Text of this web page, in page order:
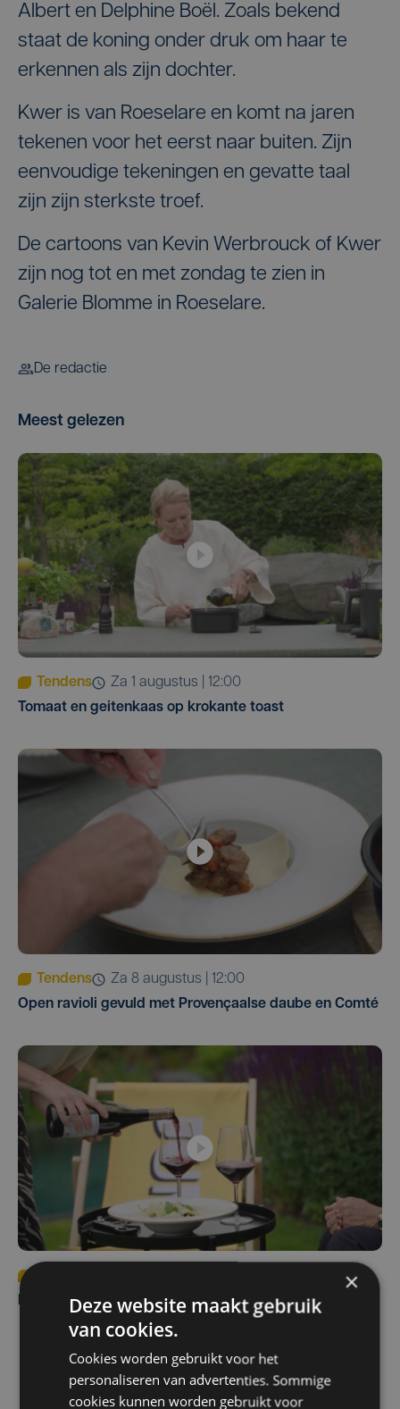
Albert en Delphine Boël. Zoals bekend
staat de koning onder druk om haar te
erkennen als zijn dochter.
Kwer is van Roeselare en komt na jaren
tekenen voor het eerst naar buiten. Zijn
eenvoudige tekeningen en gevatte taal
zijn zijn sterkste troef.
De cartoons van Kevin Werbrouck of Kwer
zijn nog tot en met zondag te zien in
Galerie Blomme in Roeselare.
De redactie
Meest gelezen
Tendens
za 1 augustus | 12:00
Tomaat en geitenkaas op krokante toast
Tendens
za 8 augustus | 12:00
Open ravioli gevuld met Provençaalse daube en Comté
Een rode, Franse wijn voor bij Claudia's open ravioli
×
Deze website maakt gebruik
van cookies.
Cookies worden gebruikt voor het
personaliseren van advertenties. Sommige
cookies kunnen worden gebruikt voor